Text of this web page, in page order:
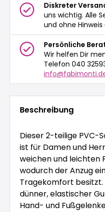
Diskreter
uns wichtig. Alle
und ohne
Persönliche
Wir helfen Dir
Telefon 040
Beschreibung
Dieser 2-teilige PVC-
ist für Damen und
weichen und leichten
wodurch der Anzug
Tragekomfort besitzt.
dünner, elastischer
Hand- und